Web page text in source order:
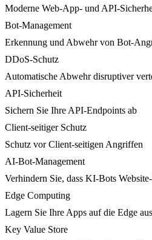
Moderne Web-App- und API-
Bot-Management
Erkennung und Abwehr von Bot-
DDoS-Schutz
Automatische Abwehr disruptiver
API-Sicherheit
Sichern Sie Ihre API-Endpoints ab
Client-seitiger Schutz
Schutz vor Client-seitigen Angriffen
AI-Bot-Management
Verhindern Sie, dass KI-Bots
Edge Computing
Lagern Sie Ihre Apps auf die Edge
Key Value Store